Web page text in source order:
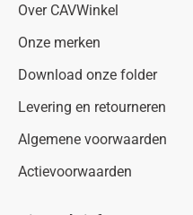
Over CAVWinkel
Onze merken
Download onze folder
Levering en retourneren
Algemene voorwaarden
Actievoorwaarden